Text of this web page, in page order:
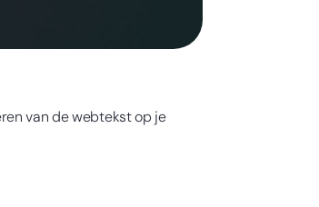
van de webtekst op je